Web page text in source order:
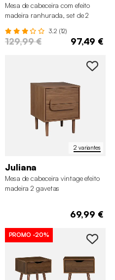
Mesa de cabeceira com efeito
madeira ranhurada, set de 2
3.2 (12)
129,99 € 97,49 €
2 variantes
Juliana
Mesa de cabeceira vintage efeito
madeira 2 gavetas
69,99 €
PROMO -20%